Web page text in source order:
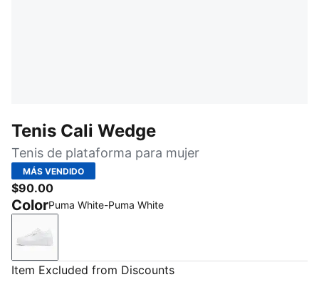
Tenis Cali Wedge
Tenis de plataforma para mujer
MÁS VENDIDO
$90.00
ColorPuma White-Puma White
Puma White-Puma White
Item Excluded from Discounts